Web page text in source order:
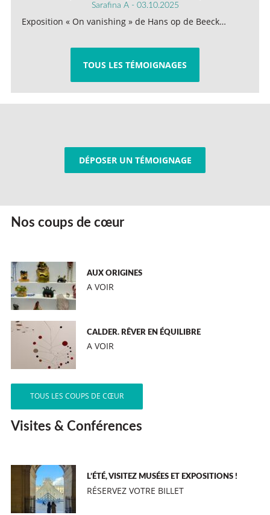
Sarafina A - 03.10.2025
Exposition « On vanishing » de Hans op de Beeck…
TOUS LES TÉMOIGNAGES
DÉPOSER UN TÉMOIGNAGE
Nos coups de cœur
AUX ORIGINES
A VOIR
CALDER. RÊVER EN ÉQUILIBRE
A VOIR
TOUS LES COUPS DE CŒUR
Visites & Conférences
L’ÉTÉ, VISITEZ MUSÉES ET EXPOSITIONS !
RÉSERVEZ VOTRE BILLET